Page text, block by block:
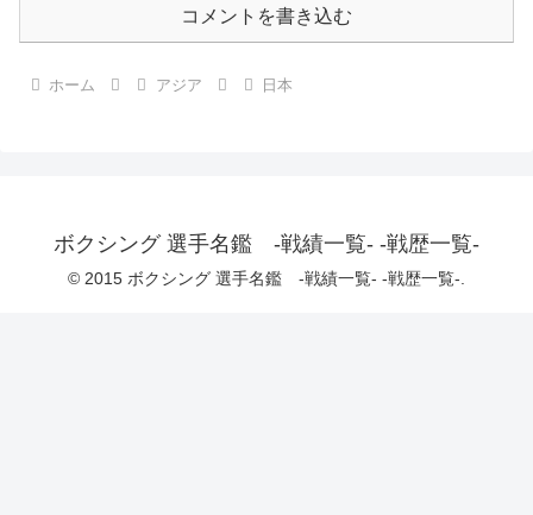
コメントを書き込む
ホーム アジア 日本
ボクシング 選手名鑑 -戦績一覧- -戦歴一覧-
© 2015 ボクシング 選手名鑑 -戦績一覧- -戦歴一覧-.